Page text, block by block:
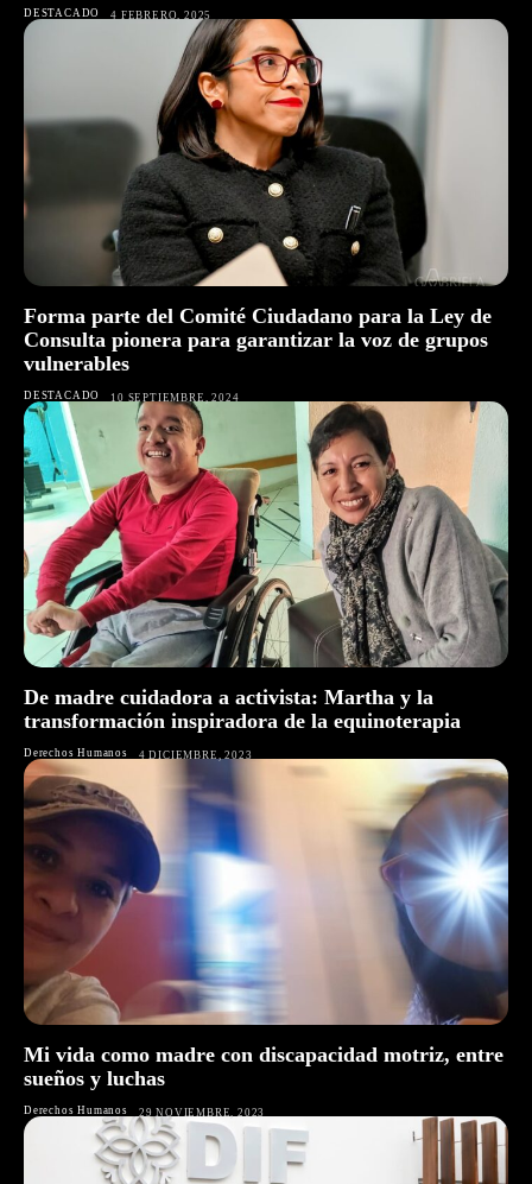
DESTACADO 4 FEBRERO, 2025
Forma parte del Comité Ciudadano para la Ley de
Consulta pionera para garantizar la voz de grupos
vulnerables
DESTACADO 10 SEPTIEMBRE, 2024
De madre cuidadora a activista: Martha y la
transformación inspiradora de la equinoterapia
Derechos Humanos 4 DICIEMBRE, 2023
Mi vida como madre con discapacidad motriz, entre
sueños y luchas
Derechos Humanos 29 NOVIEMBRE, 2023